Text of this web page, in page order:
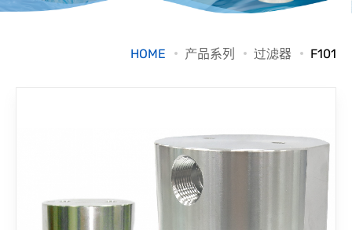
档案下载
联络我们
HOME 产品系列 过滤器 F101